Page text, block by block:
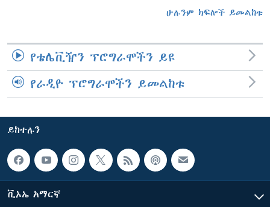
ሁሉንም ክፍሎች ይመልከቱ
የቴሌቪዥን ፕሮግራሞችን ይዩ
የራዲዮ ፕሮግራሞችን ይመልከቱ
ይከተሉን
ቪኦኤ አማርኛ